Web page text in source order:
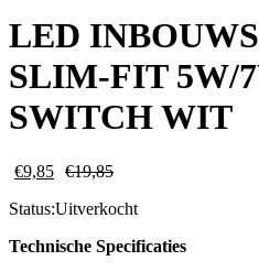
LED
SLIM-FIT 5W/
SWITCH WIT
€9,85 €19,85
Status:Uitverkocht
Technische Specificaties